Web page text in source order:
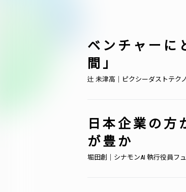
ベンチャーに
間」
辻 未津高｜ピクシーダストテク
日本企業の方
が豊か
堀田創｜シナモンAI 執行役員フ